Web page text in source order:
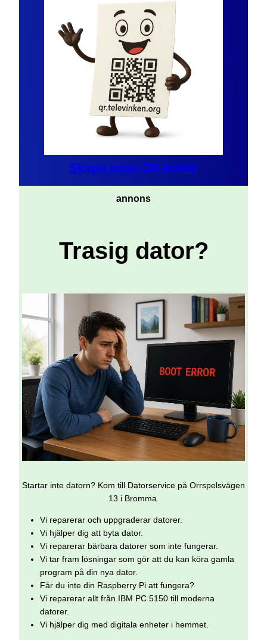
Skapa egna QR-koder
annons
Trasig dator?
Startar inte datorn? Kom till Datorservice på Orrspelsvägen
13 i Bromma.
Vi reparerar och uppgraderar datorer.
Vi hjälper dig att byta dator.
Vi reparerar bärbara datorer som inte fungerar.
Vi tar fram lösningar som gör att du kan köra gamla
program på din nya dator.
Får du inte din Raspberry Pi att fungera?
Vi reparerar allt från IBM PC 5150 till moderna
datorer.
Vi hjälper dig med digitala enheter i hemmet.